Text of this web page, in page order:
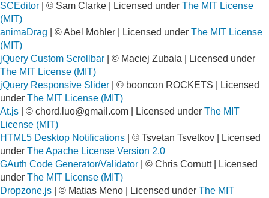
SCEditor | © Sam Clarke | Licensed under The MIT License
(MIT)
animaDrag | © Abel Mohler | Licensed under The MIT License
(MIT)
jQuery Custom Scrollbar | © Maciej Zubala | Licensed under
The MIT License (MIT)
jQuery Responsive Slider | © booncon ROCKETS | Licensed
under The MIT License (MIT)
At.js | © chord.luo@gmail.com | Licensed under The MIT
License (MIT)
HTML5 Desktop Notifications | © Tsvetan Tsvetkov | Licensed
under The Apache License Version 2.0
GAuth Code Generator/Validator | © Chris Cornutt | Licensed
under The MIT License (MIT)
Dropzone.js | © Matias Meno | Licensed under The MIT